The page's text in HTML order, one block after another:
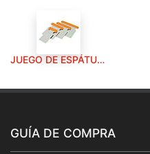
JUEGO DE ESPÁTULAS CARROCERO INOX. (4 PIEZAS)
GUÍA DE COMPRA